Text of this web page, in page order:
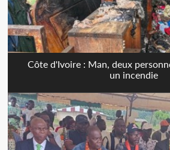
Côte d'Ivoire : Man, deux
un incendie